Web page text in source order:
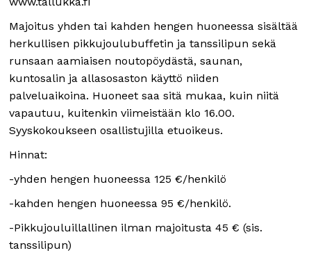
Majoitus yhden tai kahden hengen huoneessa sisältää
herkullisen pikkujoulubuffetin ja tanssilipun sekä
runsaan aamiaisen noutopöydästä, saunan,
kuntosalin ja allasosaston käyttö niiden
palveluaikoina. Huoneet saa sitä mukaa, kuin niitä
vapautuu, kuitenkin viimeistään klo 16.00.
Syyskokoukseen osallistujilla etuoikeus.
Hinnat:
-yhden hengen huoneessa 125 €/henkilö
-kahden hengen huoneessa 95 €/henkilö.
-Pikkujouluillallinen ilman majoitusta 45 € (sis.
tanssilipun)